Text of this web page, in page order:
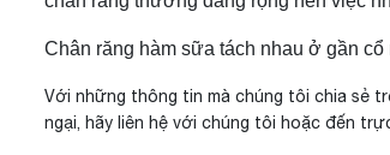
Chân răng hàm sữa tách nhau ở gần
Với những thông tin mà chúng tôi chia sẻ
ngại, hãy liên hệ với chúng tôi hoặc đến